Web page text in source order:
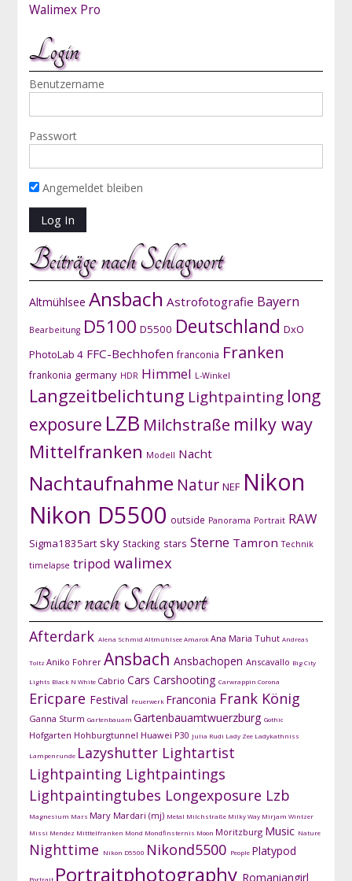
Walimex Pro
Login
Benutzername
Passwort
Angemeldet bleiben
Beiträge nach Schlagwort
Altmühlsee Ansbach Astrofotografie Bayern
Bearbeitung D5100 D5500 Deutschland DxO
PhotoLab 4 FFC-Bechhofen franconia Franken
frankonia germany HDR Himmel L-Winkel
Langzeitbelichtung Lightpainting long
exposure LZB Milchstraße milky way
Mittelfranken Modell Nacht
Nachtaufnahme Natur NEF Nikon
Nikon D5500 outside Panorama Portrait RAW
Sigma1835art sky Stacking stars Sterne Tamron Technik
timelapse tripod walimex
Bilder nach Schlagwort
Afterdark Alena Schmid AltmühlseeAmarokAna Maria Tuhut Andreas
Toltz Aniko Fohrer Ansbach Ansbachopen Anscavallo Big City
Lights Black N White Cabrio Cars Carshooting Carwrappin Corona
Ericpare Festival Feuerwerk Franconia Frank König
Ganna Sturm Gartenbauam Gartenbauamtwuerzburg Gothic
Hofgarten Hohburgtunnel Huawei P30 Julia Rudi Lady Zee Ladykathniss
Lampenrunde Lazyshutter Lightartist
Lightpainting Lightpaintings
Lightpaintingtubes Longexposure Lzb
Magnesium Mars Mary Mardari (mj) Metal Milchstraße Milky Way Mirjam Wintzer
Missi Mendez Mitttelfranken Mond Mondfinsternis Moon Moritzburg Music Nature
Nighttime Nikon D5500 Nikond5500 People Platypod
Portrait Portraitphotography Romaniangirl